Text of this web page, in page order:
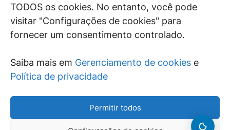
TODOS os cookies. No entanto, você pode
visitar "Configurações de cookies" para
fornecer um consentimento controlado.
Saiba mais em Gerenciamento de cookies e
Política de privacidade
Permitir todos
SIGA